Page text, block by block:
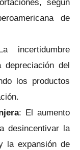
según
de
incertidumbre
depreciación del
los productos
: El aumento
desincentivar la
la expansión de